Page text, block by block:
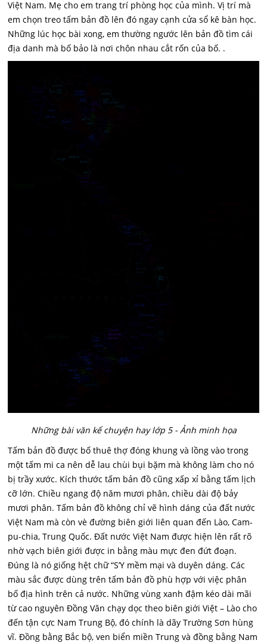
Việt Nam. Mẹ cho em trang trí phòng học của mình. Vị trí mà
em chọn treo tấm bản đồ lên đó ngay cạnh cửa sổ kê bàn học.
Những lúc học bài xong, em thường ngước lên bản đồ tìm cái
địa danh mà bố bảo là nơi chôn nhau cắt rốn của bố. .
Những bài văn kể chuyện hay lớp 5 - Ảnh minh họa
Tấm bản đồ được bố thuê thợ đóng khung và lồng vào trong
một tấm mi ca nên dễ lau chùi bụi bặm mà không làm cho nó
bị trầy xước. Kích thước tấm bản đồ cũng xấp xỉ bằng tấm lịch
cỡ lớn. Chiều ngang độ năm mươi phân, chiều dài độ bảy
mươi phân. Tấm bản đồ không chỉ vẽ hình dáng của đất nước
Việt Nam mà còn vè đường biên giới liên quan đến Lào, Cam-
pu-chia, Trung Quốc. Đất nước Việt Nam được hiện lên rất rõ
nhờ vạch biên giới được in bằng màu mực đen đứt đoạn.
Đúng là nó giống hệt chữ “S’Y mềm mại và duyên dáng. Các
màu sắc được dùng trên tấm bản đồ phù hợp với việc phân
bố địa hình trên cả nước. Những vùng xanh đậm kéo dài mãi
từ cao nguyên Đồng Văn chạy dọc theo biên giới Việt – Lào cho
đến tận cực Nam Trung Bộ, đó chính là dãy Trường Sơn hùng
vĩ. Đồng bằng Bắc bộ, ven biển miền Trung và đồng bằng Nam